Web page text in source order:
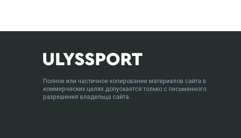
Полное или частичное копирование материалов сайта в
коммерческих целях допускается только с письменного
разрешения владельца сайта.